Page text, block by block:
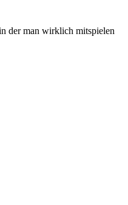
der man wirklich mitspielen